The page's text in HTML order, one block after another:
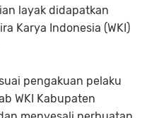
layak didapatkan
Karya Indonesia (WKI)
pengakuan pelaku
WKI Kabupaten